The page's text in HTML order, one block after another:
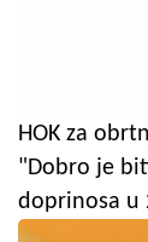
HOK za
"Dobro je
doprinosa u